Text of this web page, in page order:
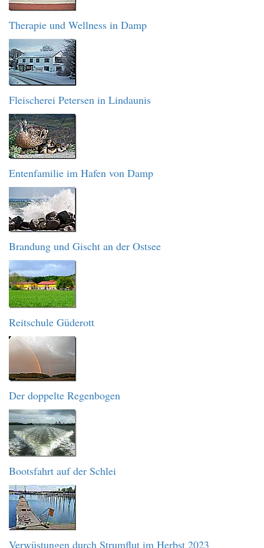
Therapie und Wellness in Damp
Fleischerei Petersen in Lindaunis
Entenfamilie im Hafen von Damp
Brandung und Gischt an der Ostsee
Reitschule Güderott
Der doppelte Regenbogen
Bootsfahrt auf der Schlei
Verwüstungen durch Strumflut im Herbst 2023